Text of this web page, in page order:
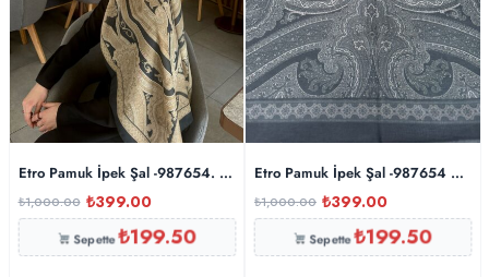
Etro Pamuk İpek Şal -987654. Gold Siyah
₺1,000.00 ₺399.00
Sepette₺199.50
Etro Pamuk İpek Şal -987654
₺1,000.00 ₺399.00
Sepette₺199.50